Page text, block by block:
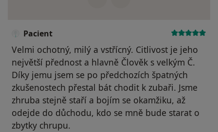
Pacient
Velmi ochotný, milý a vstřícný. Citlivost je jeho
největší přednost a hlavně Člověk s velkým Č.
Díky jemu jsem se po předchozích špatných
zkušenostech přestal bát chodit k zubaři. Jsme
zhruba stejně staří a bojím se okamžiku, až
odejde do důchodu, kdo se mně bude starat o
zbytky chrupu.